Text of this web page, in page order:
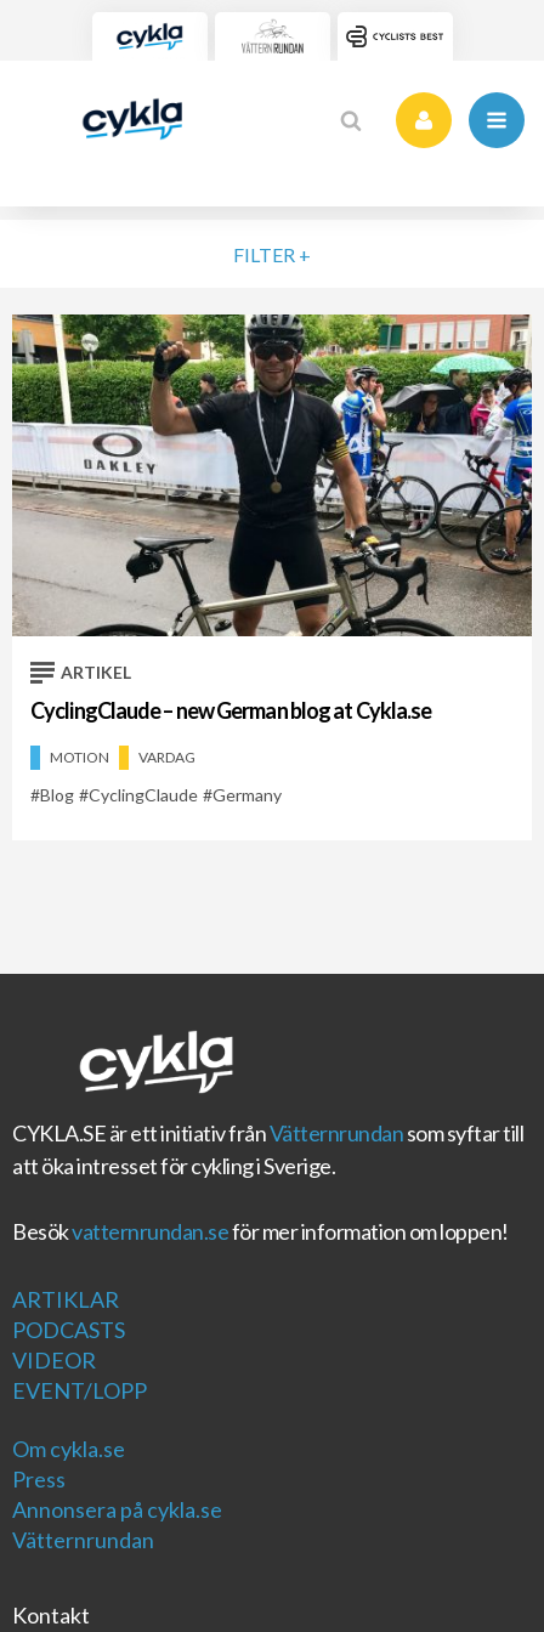
FILTER +
ELIT MOTION NYBÖRJARE
VARDAG
POPULÄRA TAGGAR
Vätternrundan
Motionslopp
Cykling
Cykelveckan 2025
MTB
Träning
Vättern Bike Games
MTB-Lopp
Cykelveckan 2021
Cykelveckan 2026
Germany
SORTERA PÅ
RENSA
ARTIKEL
CyclingClaude – new German blog at Cykla.se
MOTION VARDAG
Blog CyclingClaude Germany
CYKLA.SEär ett initiativ frånVätternrundansom syftar till
att öka intresset för cykling i Sverige.
Besökvatternrundan.seför mer information om loppen!
ARTIKLAR
PODCASTS
VIDEOR
EVENT/LOPP
Om cykla.se
Press
Annonsera på cykla.se
Vätternrundan
Kontakt